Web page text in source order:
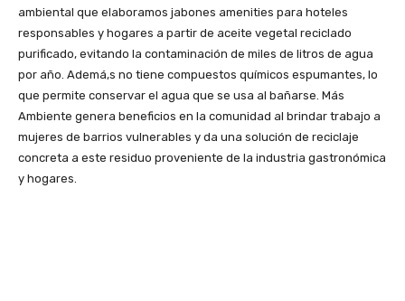
ambiental que elaboramos jabones amenities para hoteles
responsables y hogares a partir de aceite vegetal reciclado
purificado, evitando la contaminación de miles de litros de agua
por año. Ademá,s no tiene compuestos químicos espumantes, lo
que permite conservar el agua que se usa al bañarse. Más
Ambiente genera beneficios en la comunidad al brindar trabajo a
mujeres de barrios vulnerables y da una solución de reciclaje
concreta a este residuo proveniente de la industria gastronómica
y hogares.